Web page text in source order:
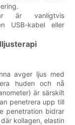
är vanligtvis
USB-kabel eller
avger ljus med
huden och nå
är särskilt
penetrera upp till
penetration bidrar
kollagen, elastin